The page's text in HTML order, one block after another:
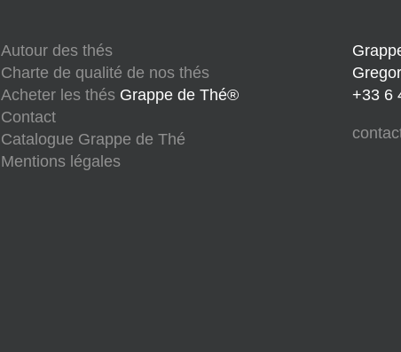
Autour des thés
Charte de qualité de nos thés
Acheter les thés Grappe de Thé®
Contact
Catalogue Grappe de Thé
Mentions légales
+33 6